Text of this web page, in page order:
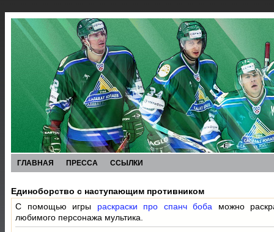
ГЛАВНАЯ ПРЕССА ССЫЛКИ
Единоборство с наступающим противником
С помощью игры раскраски про спанч боба можно
любимого персонажа мультика.